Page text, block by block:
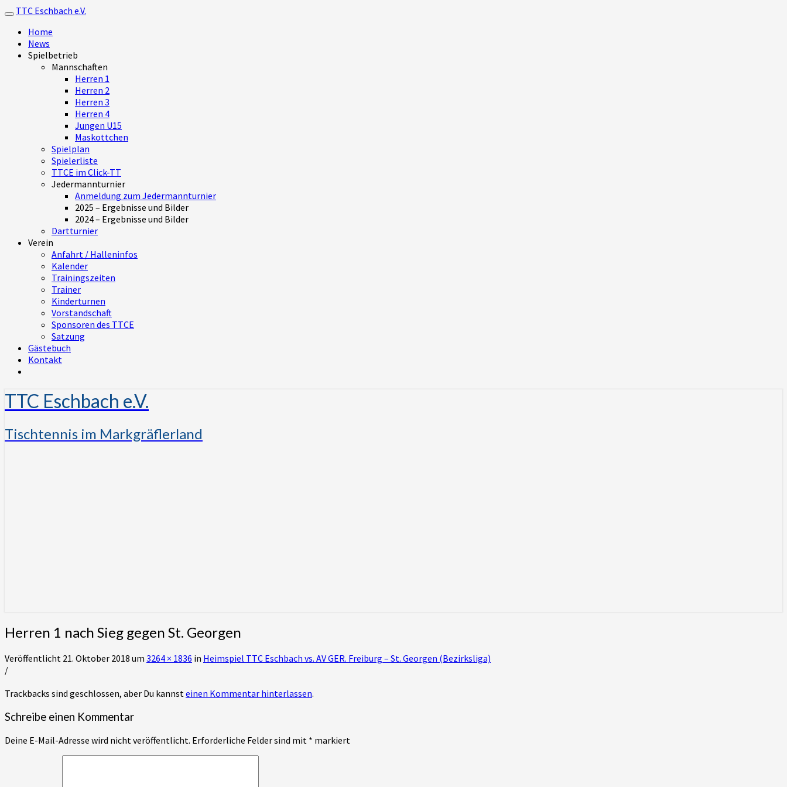
Toggle navigation
TTC Eschbach e.V.
Home
News
Spielbetrieb
Mannschaften
Herren 1
Herren 2
Herren 3
Herren 4
Jungen U15
Maskottchen
Spielplan
Spielerliste
TTCE im Click-TT
Jedermannturnier
Anmeldung zum Jedermannturnier
2025 – Ergebnisse und Bilder
2024 – Ergebnisse und Bilder
Dartturnier
Verein
Anfahrt / Halleninfos
Kalender
Trainingszeiten
Trainer
Kinderturnen
Vorstandschaft
Sponsoren des TTCE
Satzung
Gästebuch
Kontakt
TTC Eschbach e.V.
Tischtennis im Markgräflerland
Herren 1 nach Sieg gegen St. Georgen
Veröffentlicht 21. Oktober 2018 um 3264 × 1836 in Heimspiel TTC Eschbach vs. AV GER. Freiburg – St. Georgen (Bezirksliga)
/
Trackbacks sind geschlossen, aber Du kannsteinen Kommentar hinterlassen.
Schreibe einen Kommentar
Deine E-Mail-Adresse wird nicht veröffentlicht. Erforderliche Felder sind mit * markiert